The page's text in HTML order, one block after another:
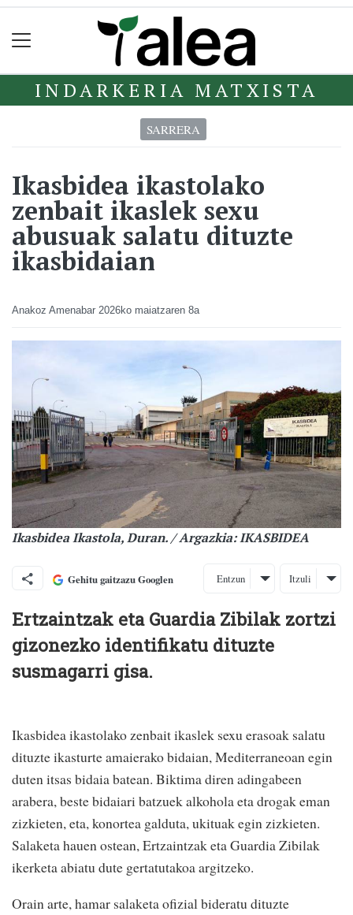
INDARKERIA MATXISTA
SARRERA
Ikasbidea ikastolako
zenbait ikaslek sexu
abusuak salatu dituzte
ikasbidaian
Anakoz Amenabar 2026ko maiatzaren 8a
Ikasbidea Ikastola, Duran. / Argazkia: IKASBIDEA
Gehitu gaitzazu Googlen Entzun Itzuli
Ertzaintzak eta Guardia Zibilak zortzi
gizonezko identifikatu dituzte
susmagarri gisa.
Ikasbidea ikastolako zenbait ikaslek sexu erasoak salatu
dituzte ikasturte amaierako bidaian, Mediterraneoan egin
duten itsas bidaia batean. Biktima diren adingabeen
arabera, beste bidaiari batzuek alkohola eta drogak eman
zizkieten, eta, konortea galduta, ukituak egin zizkieten.
Salaketa hauen ostean, Ertzaintzak eta Guardia Zibilak
ikerketa abiatu dute gertatutakoa argitzeko.
Orain arte, hamar salaketa ofizial bideratu dituzte